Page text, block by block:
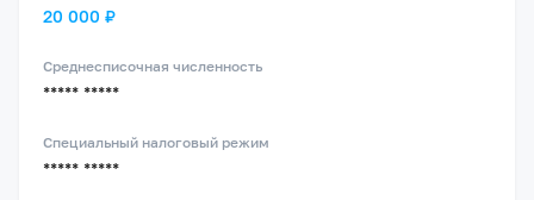
20 000 ₽
Среднесписочная численность
***** *****
Специальный налоговый режим
***** *****